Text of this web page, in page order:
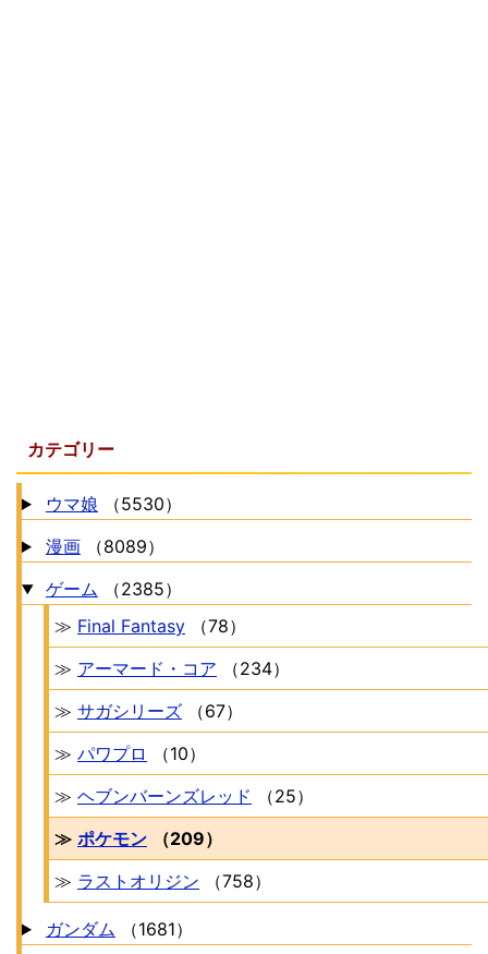
カテゴリー
ウマ娘
（5530）
漫画
（8089）
ゲーム
（2385）
≫ Final Fantasy
（78）
≫ アーマード・コア
（234）
≫ サガシリーズ
（67）
≫ パワプロ
（10）
≫ ヘブンバーンズレッド
（25）
≫ ポケモン
（209）
≫ ラストオリジン （758）
ガンダム
（1681）